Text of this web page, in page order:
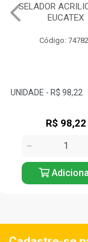
MASSA PARA
BASE 3,7KG
Código:
R$ 242,70